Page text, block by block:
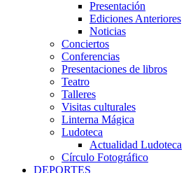
Presentación
Ediciones Anteriores
Noticias
Conciertos
Conferencias
Presentaciones de libros
Teatro
Talleres
Visitas culturales
Linterna Mágica
Ludoteca
Actualidad Ludoteca
Círculo Fotográfico
DEPORTES